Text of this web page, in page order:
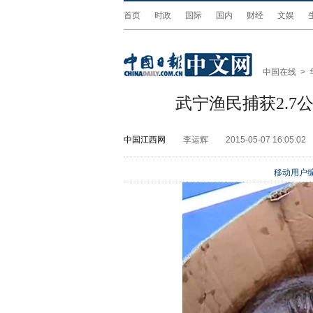
首页 时政 国际 国内 财经 文娱
中国在线 >
武宁渔民捕获2.7
中国江西网 李运辉 2015-05-07 16:05:02
移动用户